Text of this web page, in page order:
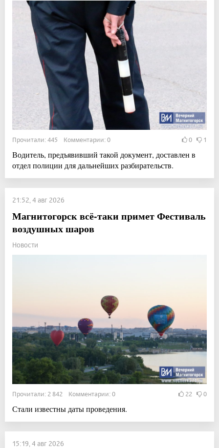
Прочитали: 445 Комментарии: 0 0 1
Водитель, предъявивший такой документ, доставлен в
отдел полиции для дальнейших разбирательств.
21:52, 4 авг 2026
Магнитогорск всё-таки примет Фестиваль
воздушных шаров
Новости
Прочитали: 2 842 Комментарии: 0 22 0
Стали известны даты проведения.
15:19, 4 авг 2026